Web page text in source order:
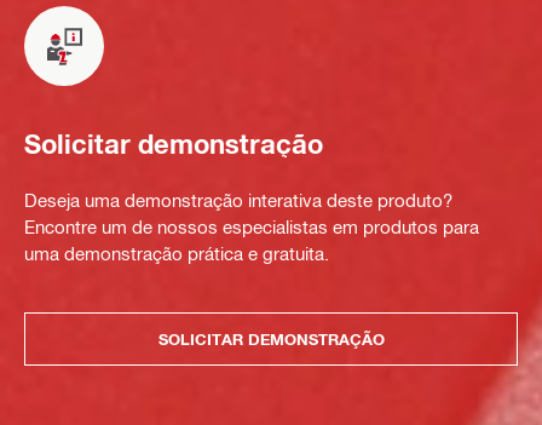
Solicitar demonstração
Deseja uma demonstração interativa deste produto?
Encontre um de nossos especialistas em produtos para
uma demonstração prática e gratuita.
SOLICITAR DEMONSTRAÇÃO